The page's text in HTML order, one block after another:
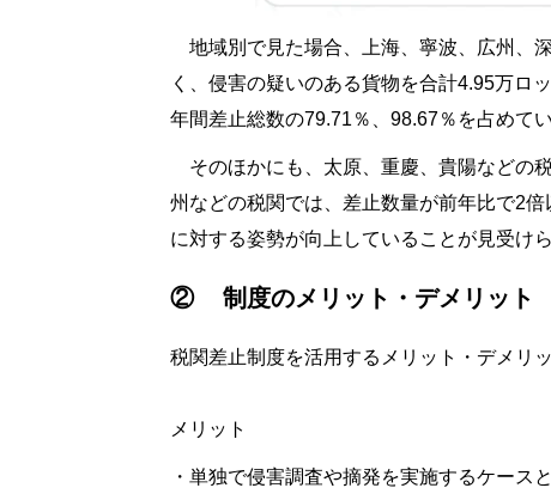
地域別で見た場合、上海、寧波、広州、
く、侵害の疑いのある貨物を合計4.95万ロ
年間差止総数の79.71％、98.67％を占めてい
そのほかにも、太原、重慶、貴陽などの
州などの税関では、差止数量が前年比で2
に対する姿勢が向上していることが見受けら
② 制度のメリット・デメリット
税関差止制度を活用するメリット・デメリ
メリット
・単独で侵害調査や摘発を実施するケース